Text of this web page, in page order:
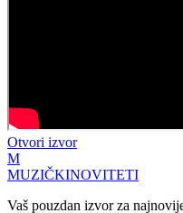
Otvori izvor
M
MUZIČKINOVITETI
Vaš pouzdan izvor za